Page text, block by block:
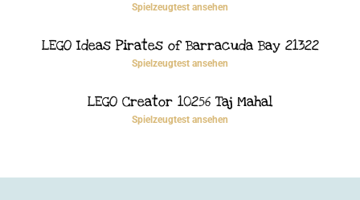
Spielzeugtest ansehen
LEGO Ideas Pirates of Barracuda Bay 21322
Spielzeugtest ansehen
LEGO Creator 10256 Taj Mahal
Spielzeugtest ansehen